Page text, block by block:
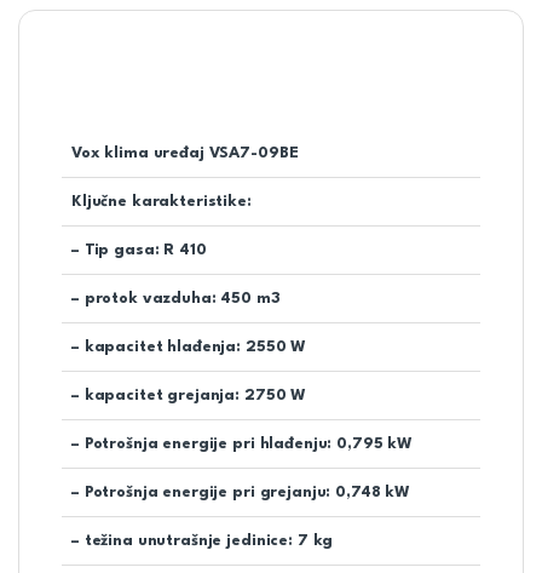
Vox klima uređaj VSA7-09BE
Ključne karakteristike:
– Tip gasa: R 410
– protok vazduha: 450 m3
– kapacitet hlađenja: 2550 W
– kapacitet grejanja: 2750 W
– Potrošnja energije pri hlađenju: 0,795 kW
– Potrošnja energije pri grejanju: 0,748 kW
– težina unutrašnje jedinice: 7 kg